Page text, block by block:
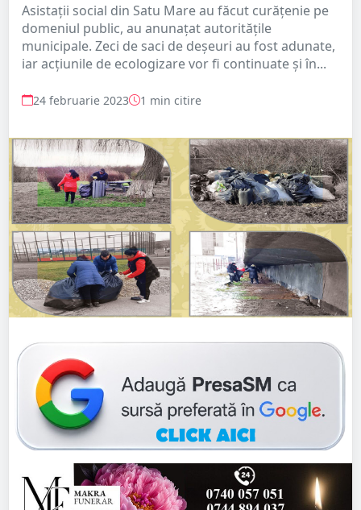
Asistații social din Satu Mare au făcut curățenie pe
domeniul public, au anunațat autoritățile
municipale. Zeci de saci de deșeuri au fost adunate,
iar acțiunile de ecologizare vor fi continuate și în...
24 februarie 2023 1 min citire